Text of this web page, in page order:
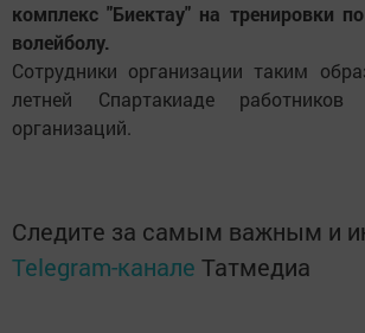
комплекс "Биектау" на тренировки
волейболу.
Сотрудники организации таким
летней Спартакиаде работников
организаций.
Следите за самым важным и
Telegram-канале Татмедиа